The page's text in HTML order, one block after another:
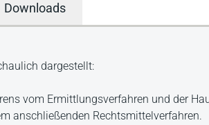
Downloads
dargestellt:
vom Ermittlungsverfahren und der
anschließenden Rechtsmittelverfahren.